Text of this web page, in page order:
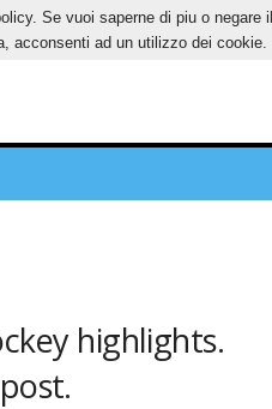
highlights.
Se vuoi saperne di piu o
acconsenti ad un utilizzo dei cookie.